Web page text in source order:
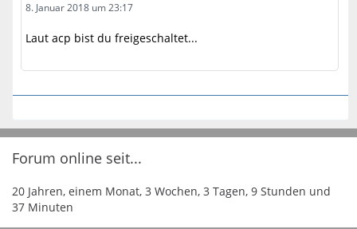
8. Januar 2018 um 23:17
Laut acp bist du freigeschaltet...
Forum online seit...
20 Jahren, einem Monat, 3 Wochen, 3 Tagen, 9 Stunden und
37 Minuten